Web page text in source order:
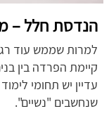
הנדסת חלל –
קיימת הפרדה בין
עדיין יש תחומי
שנחשבים "נשיים".